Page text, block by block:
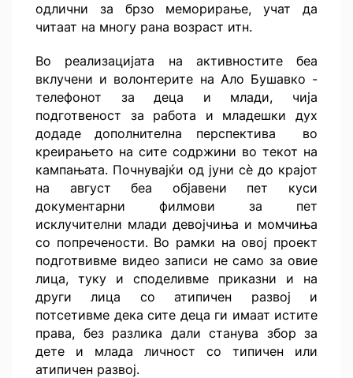
одлични за брзо меморирање, учат да
читаат на многу рана возраст итн.
Во реализацијата на активностите беа
вклучени и волонтерите на Ало Бушавко -
телефонот за деца и млади, чија
подготвеност за работа и младешки дух
додаде дополнителна перспектива во
креирањето на сите содржини во текот на
кампањата. Почнувајќи од јуни сè до крајот
на август беа објавени пет куси
документарни филмови за пет
исклучителни млади девојчиња и момчиња
со попречености. Во рамки на овој проект
подготвивме видео записи не само за овие
лица, туку и споделивме приказни и на
други лица со атипичен развој и
потсетивме дека сите деца ги имаат истите
права, без разлика дали станува збор за
дете и млада личност со типичен или
атипичен развој.